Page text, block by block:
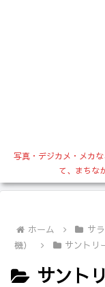
写真・デジカメ・メカ
て、まちな
ホーム サ
機）
サントリ
サント